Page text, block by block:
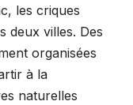
les criques
deux villes. Des
organisées
à la
naturelles